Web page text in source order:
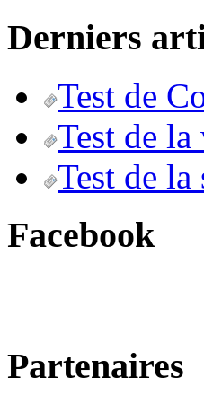
Derniers
Test de
Test de
Test de
Facebook
Partenaires